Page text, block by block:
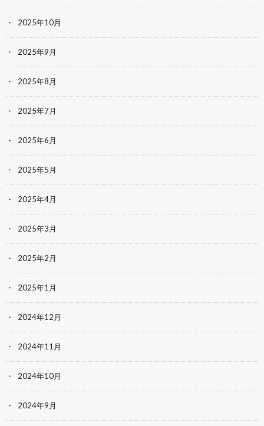
2025年10月
2025年9月
2025年8月
2025年7月
2025年6月
2025年5月
2025年4月
2025年3月
2025年2月
2025年1月
2024年12月
2024年11月
2024年10月
2024年9月